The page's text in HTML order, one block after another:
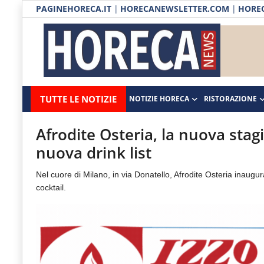
PAGINEHORECA.IT | HORECANEWSLETTER.COM |
Horecanews.it
-
Notizie
Horeca
Il
portale
del
del
TUTTE LE NOTIZIE NOTIZIE HORECA RISTORAZIONE
Notizie HORECA
Ristorazione
Ospitalità
Distribuzione
Prodotti | Dispensa Horeca
RUBRICHE
Afrodite Osteria, la nuova
nuova drink list
Nel cuore di Milano, in via Donatello, Afrodite Osteria
cocktail.